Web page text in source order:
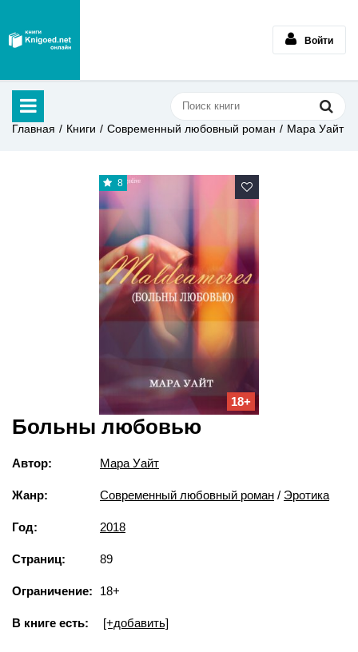
Войти
Главная Книги Современный любовный роман Мара Уайт
8
18+
Больны любовью
Автор: Мара Уайт
Жанр: Современный любовный роман / Эротика
Год: 2018
Страниц: 89
Ограничение: 18+
В книге есть: [+добавить]